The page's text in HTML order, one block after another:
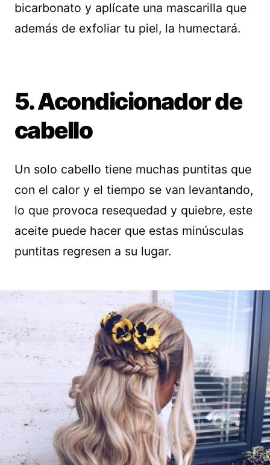
bicarbonato y aplícate una mascarilla que
además de exfoliar tu piel, la humectará.
5. Acondicionador de
cabello
Un solo cabello tiene muchas puntitas que
con el calor y el tiempo se van levantando,
lo que provoca resequedad y quiebre, este
aceite puede hacer que estas minúsculas
puntitas regresen a su lugar.